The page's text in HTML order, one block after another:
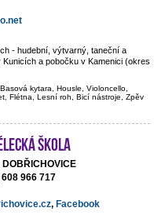
- hudební, výtvarný, taneční a
a pobočku v Kamenici (okres
kytara, Housle, Violoncello,
Flétna, Lesní roh, Bicí nástroje, Zpěv
škola
966 717
, Facebook